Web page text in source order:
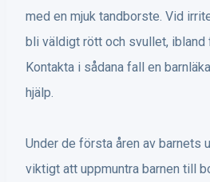
med en mjuk tandborste. Vid
bli väldigt rött och svullet, ibland
Kontakta i sådana fall en
hjälp.
Under de första åren av barnets
viktigt att uppmuntra barnen till